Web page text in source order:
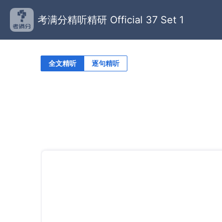
考满分精听精研 Official 37 Set 1
全文精听 逐句精听